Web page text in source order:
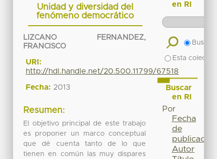
Unidad y diversidad del
fenómeno democrático
LIZCANO FERNANDEZ,
FRANCISCO
URI:
http://hdl.handle.net/20.500.11799/67518
Fecha: 2013
Resumen:
El objetivo principal de este trabajo
es proponer un marco conceptual
que dé cuenta tanto de lo que
tienen en común las muy dispares
en RI
Buscar
Esta
Buscar
en RI
Por
Fecha
de
publicación
Autor